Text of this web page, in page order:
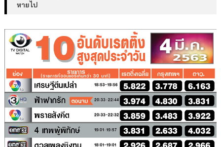
หายไป